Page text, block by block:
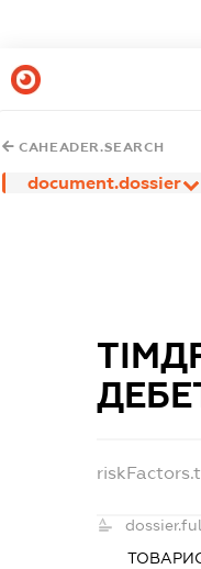
CAHEADER.SEARCH
document.dossier